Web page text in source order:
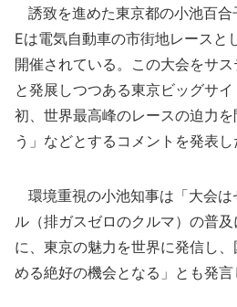
誘致を進めた東京都の小池百合
Eは電気自動車の市街地レースと
開催されている。この大会をサ
と発展しつつある東京ビッグサ
初、世界最高峰のレースの迫力
う」などとするコメントを発表し
環境重視の小池知事は「大会は
ル（排ガスゼロのクルマ）の普
に、東京の魅力を世界に発信し
める絶好の機会となる」とも発言